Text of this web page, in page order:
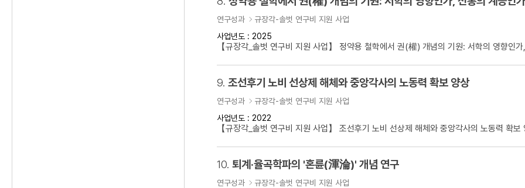
연구성과
규장각-솔벗 연구비 지원 사업
사업년도 : 2025
【규장각_솔벗 연구비 지원 사업】 정약용 철학에서 권(權) 개념의 기원: 서학의 영향인
9. 조선후기 노비 선상제 해체와 중앙각사의 노동력 확보 양상
연구성과
규장각-솔벗 연구비 지원 사업
사업년도 : 2022
【규장각_솔벗 연구비 지원 사업】 조선후기 노비 선상제 해체와 중앙각사의 노동력 확보
10. 퇴계·율곡학파의 '혼륜(渾淪)' 개념 연구
연구성과
규장각-솔벗 연구비 지원 사업